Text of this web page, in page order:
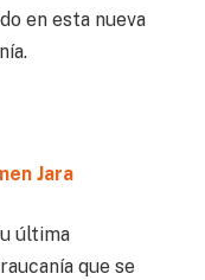
en esta nueva
Jara
última
que se